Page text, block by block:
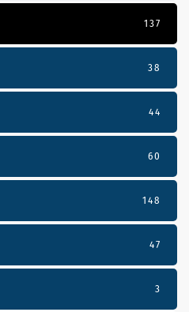
137
38
44
60
148
47
3